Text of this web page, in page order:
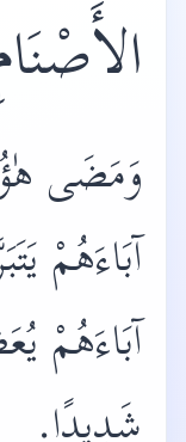
وَمَضَى
آبَاءَهُمْ
آبَاءَهُمْ